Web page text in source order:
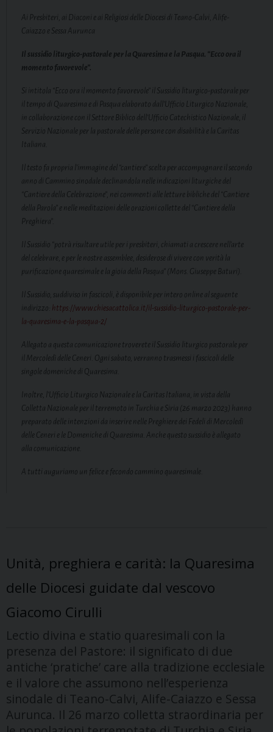
Ai Presbiteri, ai Diaconi e ai Religiosi delle Diocesi di Teano-Calvi, Alife-
Caiazzo e Sessa Aurunca
Il sussidio liturgico-pastorale per la Quaresima e la Pasqua. “Ecco ora il
momento favorevole”.
Si intitola “Ecco ora il momento favorevole” il Sussidio liturgico-pastorale per
il tempo di Quaresima e di Pasqua elaborato dall’Ufficio Liturgico Nazionale,
in collaborazione con il Settore Biblico dell’Ufficio Catechistico Nazionale, il
Servizio Nazionale per la pastorale delle persone con disabilità e la Caritas
Italiana.
Il testo fa propria l’immagine del “cantiere” scelta per accompagnare il secondo
anno di Cammino sinodale declinandola nelle indicazioni liturgiche del
“Cantiere della Celebrazione”, nei commenti alle letture bibliche del “Cantiere
della Parola” e nelle meditazioni delle orazioni collette del “Cantiere della
Preghiera”.
Il Sussidio “potrà risultare utile per i presbiteri, chiamati a crescere nell’arte
del celebrare, e per le nostre assemblee, desiderose di vivere con verità la
purificazione quaresimale e la gioia della Pasqua” (Mons. Giuseppe Baturi).
Il Sussidio, suddiviso in fascicoli, è disponibile per intero online al seguente
indirizzo: https://www.chiesacattolica.it/il-sussidio-liturgico-pastorale-per-
la-quaresima-e-la-pasqua-2/
Allegato a questa comunicazione troverete il Sussidio liturgico pastorale per
il Mercoledì delle Ceneri. Ogni sabato, verranno trasmessi i fascicoli delle
singole domeniche di Quaresima.
Inoltre, l’Ufficio Liturgico Nazionale e la Caritas Italiana, in vista della
Colletta Nazionale per il terremoto in Turchia e Siria ( 26 marzo 2023 ) hanno
preparato delle intenzioni da inserire nelle Preghiere dei Fedeli di Mercoledì
delle Ceneri e le Domeniche di Quaresima. Anche questo sussidio è allegato
alla comunicazione.
A tutti auguriamo un felice e fecondo cammino quaresimale.
Unità, preghiera e carità: la Quaresima
delle Diocesi guidate dal vescovo
Giacomo Cirulli
Lectio divina e statio quaresimali con la
presenza del Pastore: il significato di due
antiche ‘pratiche’ care alla tradizione ecclesiale
e il valore che assumono nell’esperienza
sinodale di Teano-Calvi, Alife-Caiazzo e Sessa
Aurunca. Il 26 marzo colletta straordinaria per